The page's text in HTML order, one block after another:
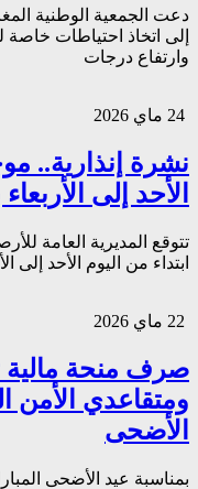
دعت الجمعية الوطنية
إلى اتخاذ احتياطات
وارتفاع درجات
نشرة إنذارية..
الأحد إلى
تتوقع المديرية العامة
ابتداء من اليوم الأحد إلى
صرف منحة مالية
ومتقاعدي الأمن
الأضحى
بمناسبة عيد الأضحى